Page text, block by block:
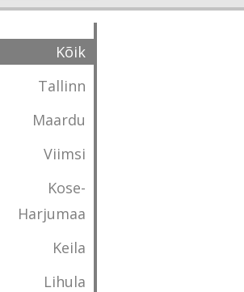
Kõik
Tallinn
Maardu
Viimsi
Kose-
Harjumaa
Keila
Lihula